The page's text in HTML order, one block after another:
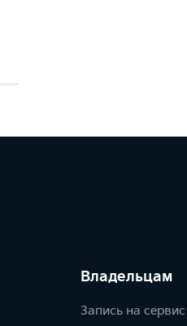
Владельцам
Запись на сервис